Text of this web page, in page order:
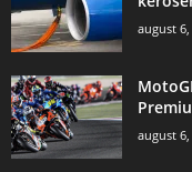
august 6,
august 6,